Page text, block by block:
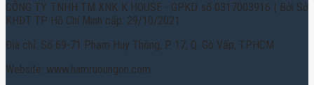
CÔNG TY TNHH TM XNK K HOUSE - GPKD số 0317003916 | Bởi Sở
KHĐT TP. Hồ Chí Minh cấp: 29/10/2021
Địa chỉ: Số 69-71 Phạm Huy Thông, P. 17, Q. Gò Vấp, TPHCM
Website: www.hamruoungon.com